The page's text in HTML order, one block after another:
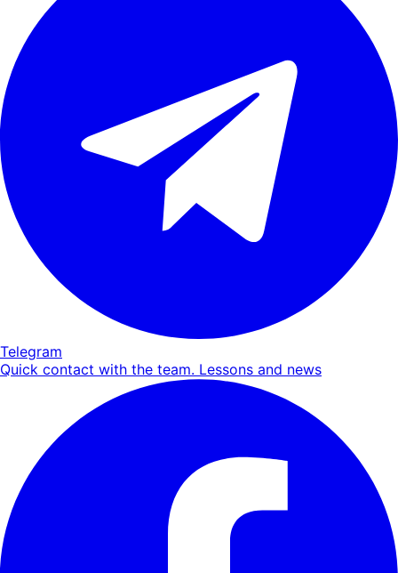
Telegram
Quick contact with the team. Lessons and news